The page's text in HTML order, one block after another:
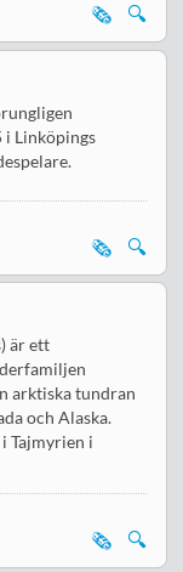
🔍
🗞️
i Linköpings
🔍
🗞️
är ett
arktiska tundran
och Alaska.
Tajmyrien i
🔍
🗞️